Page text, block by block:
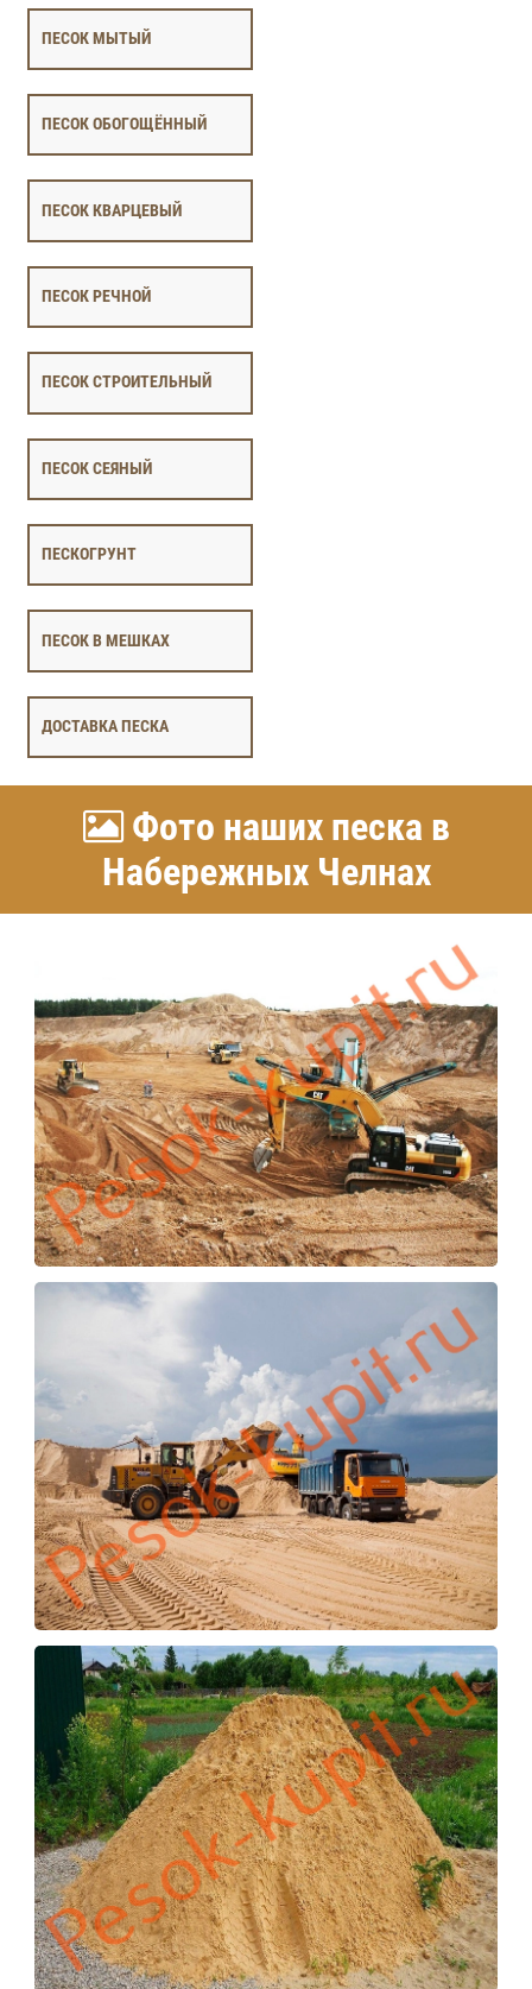
ПЕСОК МЫТЫЙ
ПЕСОК ОБОГОЩЁННЫЙ
ПЕСОК КВАРЦЕВЫЙ
ПЕСОК РЕЧНОЙ
ПЕСОК СТРОИТЕЛЬНЫЙ
ПЕСОК СЕЯНЫЙ
ПЕСКОГРУНТ
ПЕСОК В МЕШКАХ
ДОСТАВКА ПЕСКА
Фото наших песка в
Набережных Челнах